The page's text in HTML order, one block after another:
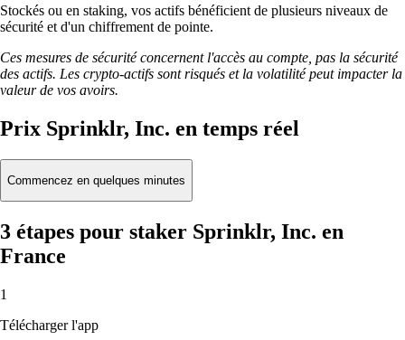
Stockés ou en staking, vos actifs bénéficient de plusieurs niveaux de
sécurité et d'un chiffrement de pointe.
Ces mesures de sécurité concernent l'accès au compte, pas la sécurité
des actifs. Les crypto-actifs sont risqués et la volatilité peut impacter la
valeur de vos avoirs.
Prix Sprinklr, Inc. en temps réel
Commencez en quelques minutes
3 étapes pour staker Sprinklr, Inc. en
France
1
Télécharger l'app